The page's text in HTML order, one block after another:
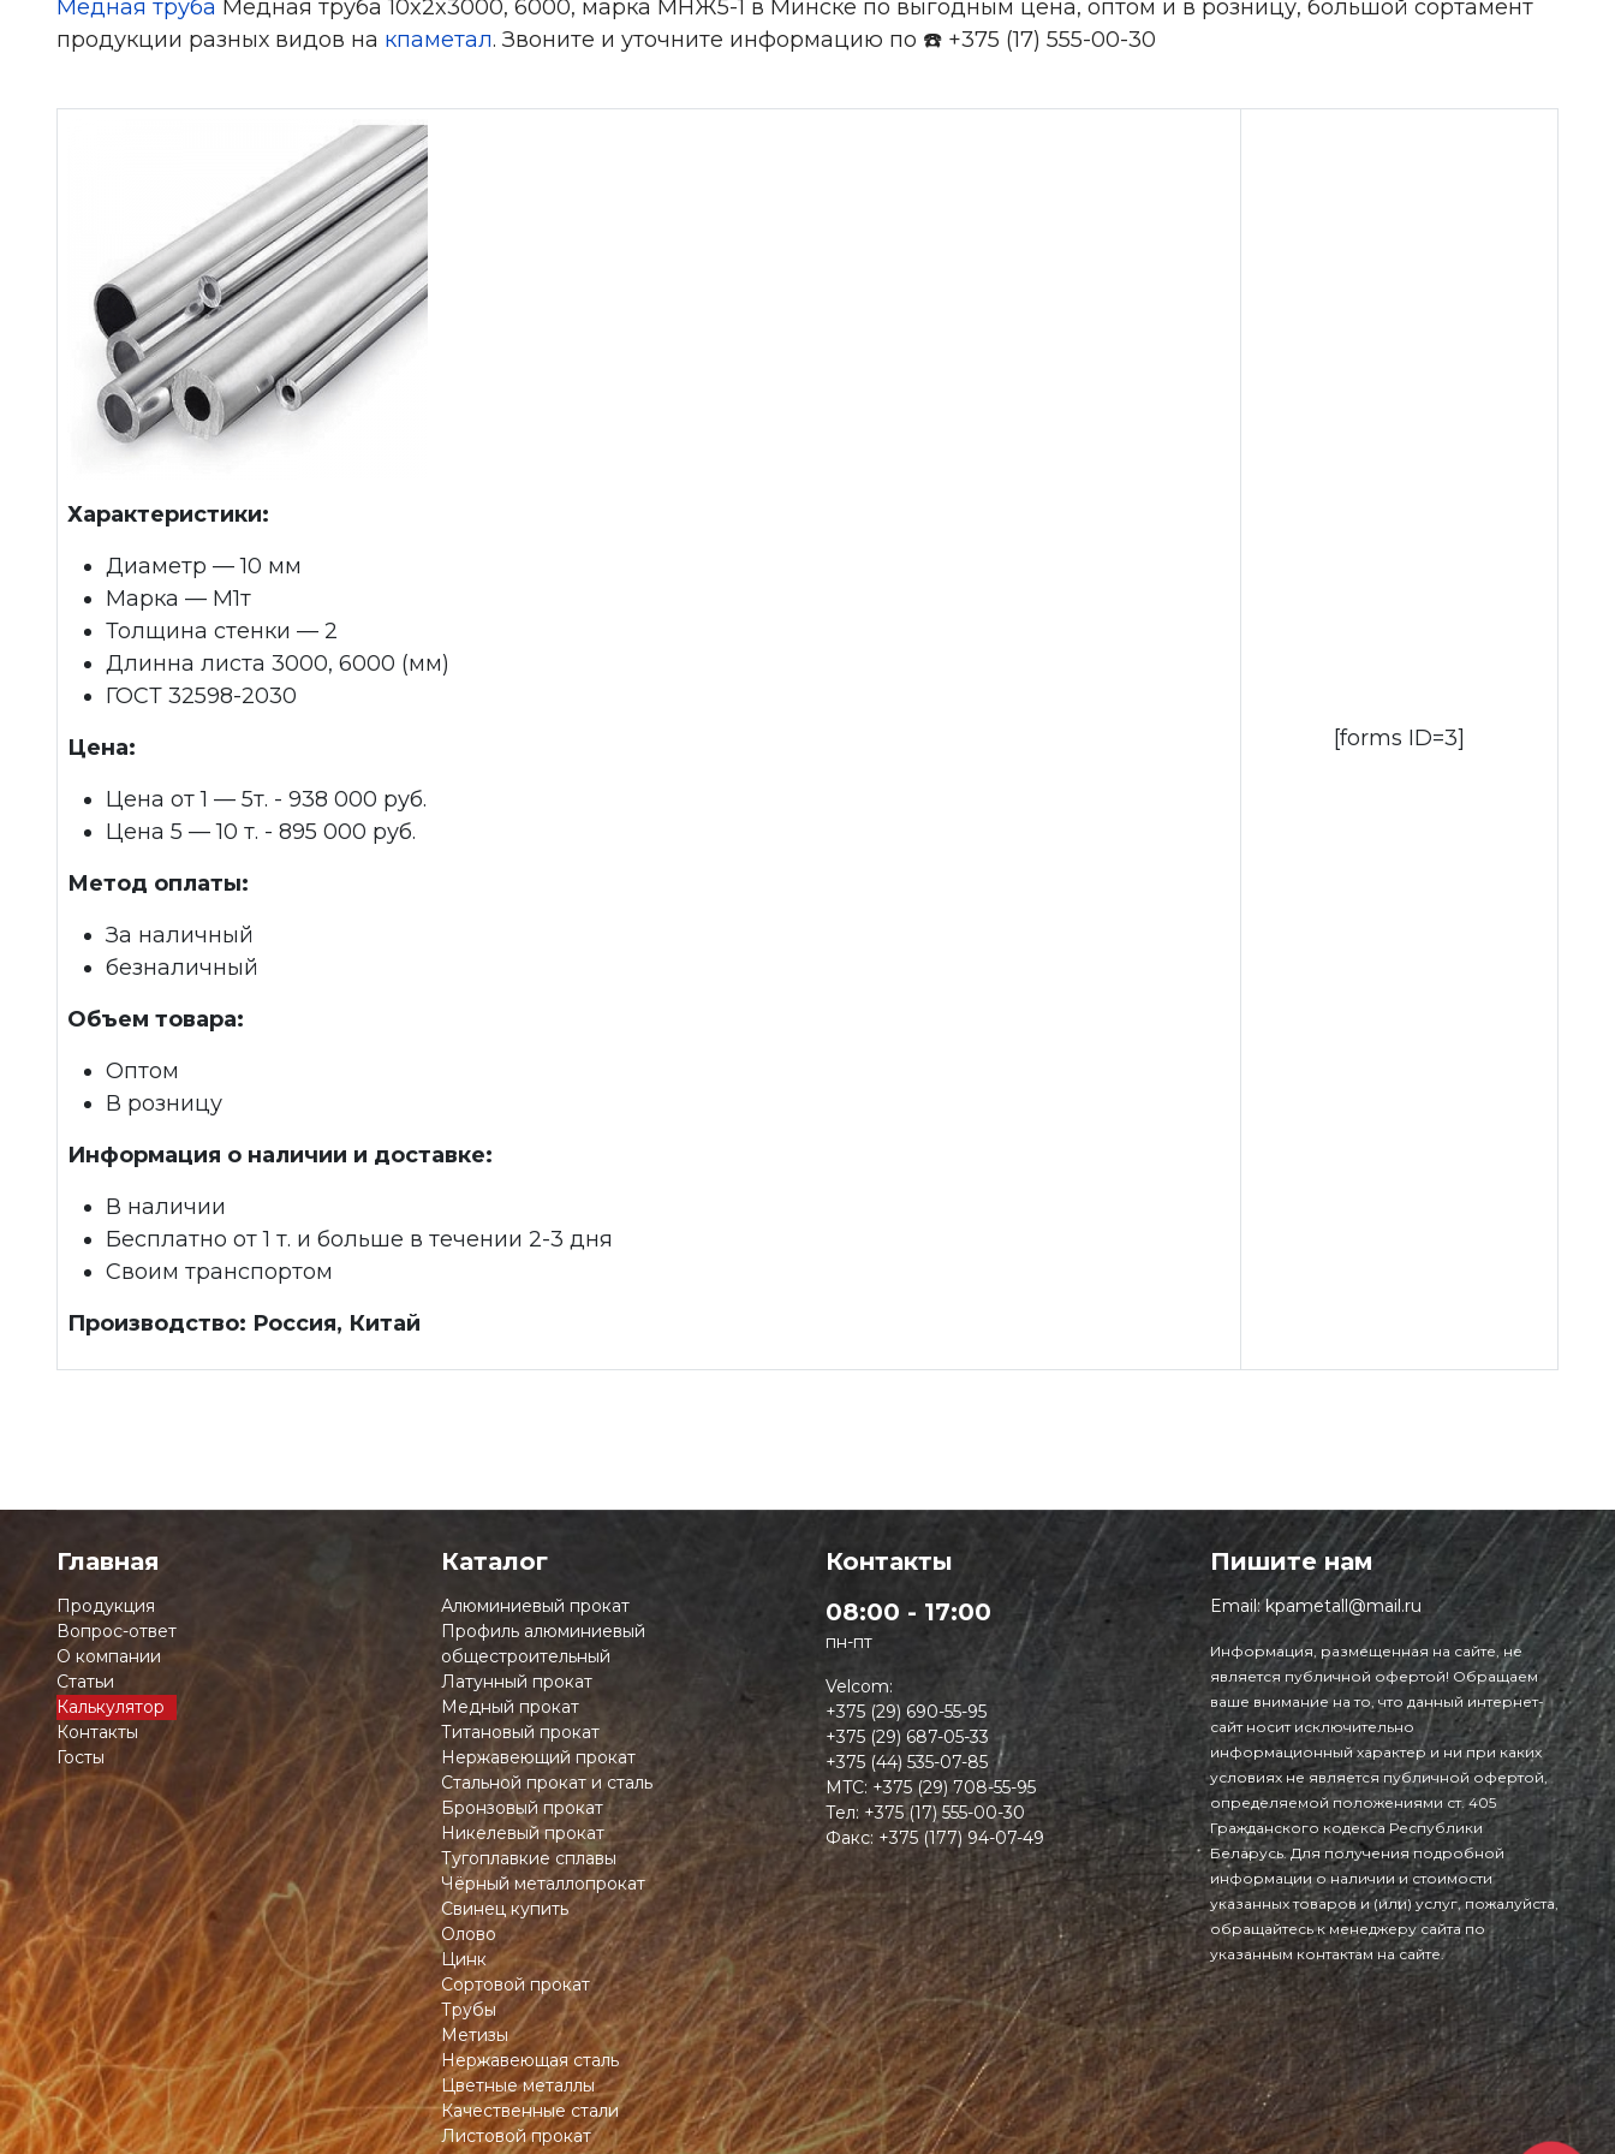
Медная труба Медная труба 10x2x3000, 6000, марка МНЖ5-1 в Минске по выгодным цена, оптом и в розницу, большой сортамент
продукции разных видов на кпаметал. Звоните и уточните информацию по ☎️ +375 (17) 555-00-30
Характеристики:
Диаметр — 10 мм
Марка — М1т
Толщина стенки — 2
Длинна листа 3000, 6000 (мм)
ГОСТ 32598-2030
Цена:
Цена от 1 — 5т. - 938 000 руб.
Цена 5 — 10 т. - 895 000 руб.
Метод оплаты:
За наличный
безналичный
Объем товара:
Оптом
В розницу
Информация о наличии и доставке:
В наличии
Бесплатно от 1 т. и больше в течении 2-3 дня
Своим транспортом
Производство: Россия, Китай
[forms ID=3]
Главная
Продукция
Вопрос-ответ
О компании
Статьи
Калькулятор
Контакты
Госты
Каталог
Алюминиевый прокат
Профиль алюминиевый
общестроительный
Латунный прокат
Медный прокат
Титановый прокат
Нержавеющий прокат
Стальной прокат и сталь
Бронзовый прокат
Никелевый прокат
Тугоплавкие сплавы
Чёрный металлопрокат
Свинец купить
Олово
Цинк
Сортовой прокат
Трубы
Метизы
Нержавеющая сталь
Цветные металлы
Качественные стали
Листовой прокат
Контакты
08:00 - 17:00
пн-пт
Velcom:
+375 (29) 690-55-95
+375 (29) 687-05-33
+375 (44) 535-07-85
MTC: +375 (29) 708-55-95
Тел: +375 (17) 555-00-30
Факс: +375 (177) 94-07-49
Пишите нам
Email:kpametall@mail.ru